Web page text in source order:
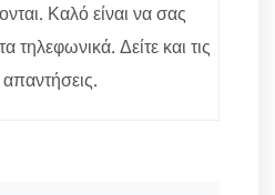
Καλό είναι να σας
Δείτε και τις